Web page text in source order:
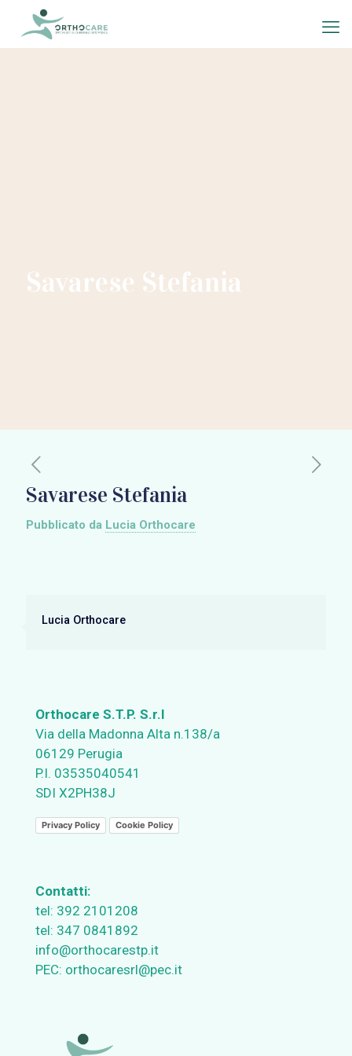
Savarese Stefania
Savarese Stefania
Pubblicato da Lucia Orthocare
Lucia Orthocare
Orthocare S.T.P. S.r.l
Via della Madonna Alta n.138/a
06129 Perugia
P.I. 03535040541
SDI X2PH38J
Privacy Policy Cookie Policy
Contatti:
tel: 392 2101208
tel: 347 0841892
info@orthocarestp.it
PEC: orthocaresrl@pec.it